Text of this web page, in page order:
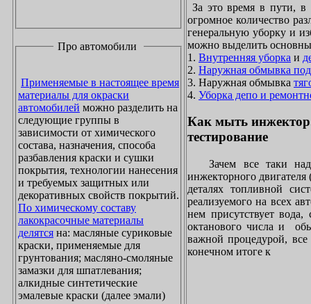
Про автомобили
Применяемые в настоящее время
материалы для окраски
автомобилей можно разделить на
следующие группы в
зависимости от химического
состава, назначения, способа
разбавления краски и сушки
покрытия, технологии нанесения
и требуемых защитных или
декоративных свойств покрытий.
По химическому составу
лакокрасочные материалы
делятся на: масляные суриковые
краски, применяемые для
грунтования; масляно-смоляные
замазки для шпатлевания;
алкидные синтетические
эмалевые краски (далее эмали)
За это время в пути,
огромное количество
генеральную уборку и
можно выделить
1. Внутренняя уборка и
2. Наружная обмывка
3. Наружная обмывка
4. Уборка депо и
Как мыть
тестирование
Зачем все таки
инжекторного
деталях топливной
реализуемого на всех
нем присутствует
октанового числа и
важной процедурой, все
конечном итоге к